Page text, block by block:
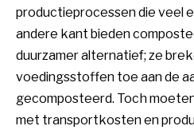
productieprocessen die veel
andere kant bieden
duurzamer alternatief; ze
voedingsstoffen toe aan de
gecomposteerd. Toch
met transportkosten en